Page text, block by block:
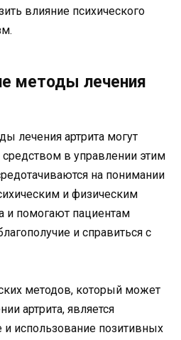
влияние психического
методы лечения
лечения артрита могут
в управлении этим
на понимании
и физическим
и помогают пациентам
и справиться с
методов, который может
артрита, является
использование позитивных